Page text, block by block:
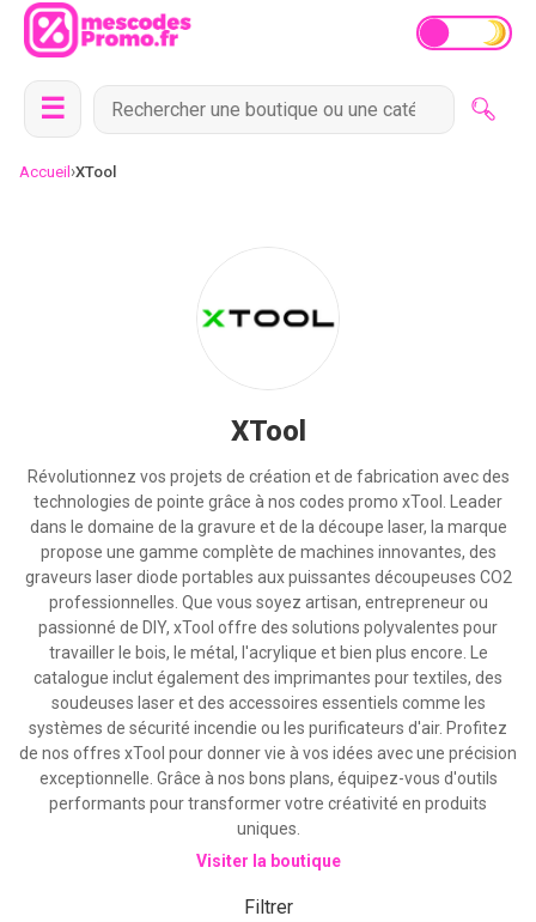
☰
Accueil ›XTool
XTool
Révolutionnez vos projets de création et de fabrication avec des
technologies de pointe grâce à nos codes promo xTool. Leader
dans le domaine de la gravure et de la découpe laser, la marque
propose une gamme complète de machines innovantes, des
graveurs laser diode portables aux puissantes découpeuses CO2
professionnelles. Que vous soyez artisan, entrepreneur ou
passionné de DIY, xTool offre des solutions polyvalentes pour
travailler le bois, le métal, l'acrylique et bien plus encore. Le
catalogue inclut également des imprimantes pour textiles, des
soudeuses laser et des accessoires essentiels comme les
systèmes de sécurité incendie ou les purificateurs d'air. Profitez
de nos offres xTool pour donner vie à vos idées avec une précision
exceptionnelle. Grâce à nos bons plans, équipez-vous d'outils
performants pour transformer votre créativité en produits
uniques.
Visiter la boutique
Filtrer